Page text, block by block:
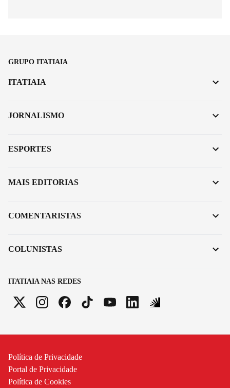
GRUPO ITATIAIA
ITATIAIA NAS REDES
ITATIAIA
JORNALISMO
ESPORTES
MAIS EDITORIAS
COMENTARISTAS
COLUNISTAS
Política de Privacidade
Portal de Privacidade
Política de Cookies